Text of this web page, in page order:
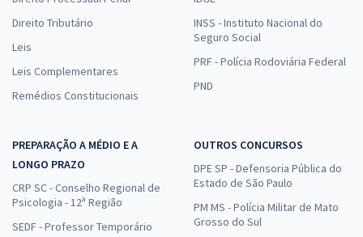
Direito Tributário
Leis
Leis Complementares
Remédios Constitucionais
INSS - Instituto Nacional do
Seguro Social
PRF - Polícia Rodoviária Federal
PND
PREPARAÇÃO A MÉDIO E A
LONGO PRAZO
CRP SC - Conselho Regional de
Psicologia - 12ª Região
SEDF - Professor Temporário
OUTROS CONCURSOS
DPE SP - Defensoria Pública do
Estado de São Paulo
PM MS - Polícia Militar de Mato
Grosso do Sul